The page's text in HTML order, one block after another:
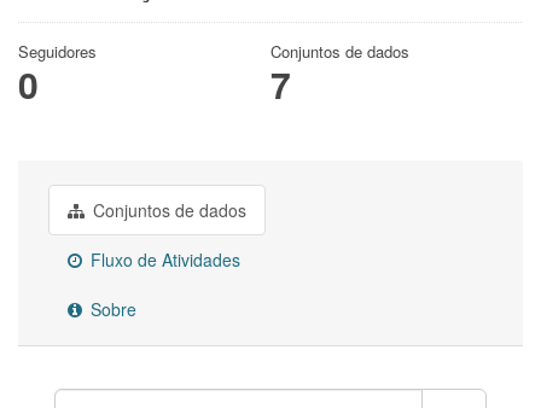
Seguidores
0
Conjuntos de dados
7
Conjuntos de dados
Fluxo de Atividades
Sobre